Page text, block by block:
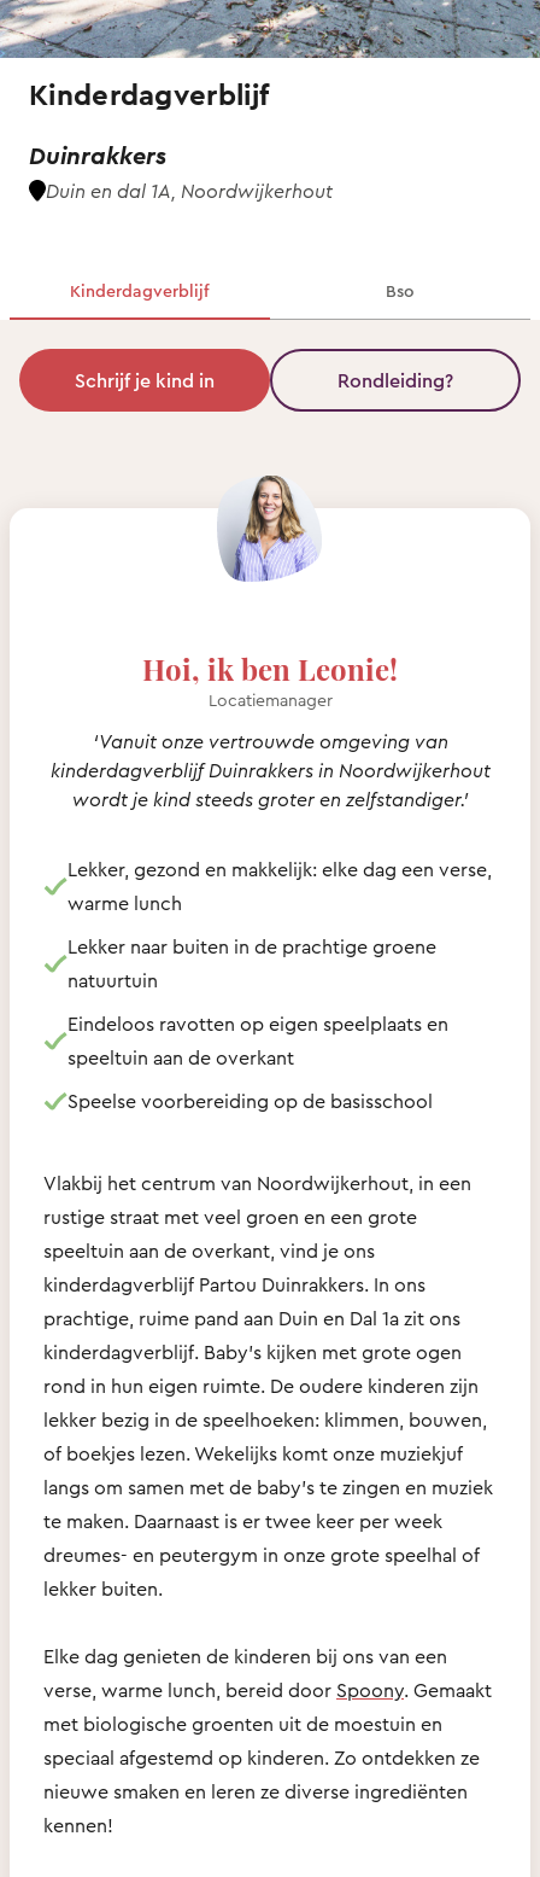
Kinderdagverblijf
Duinrakkers
Duin en dal 1A, Noordwijkerhout
Kinderdagverblijf Bso
Schrijf je kind in Rondleiding?
Hoi, ik ben Leonie!
Locatiemanager
‘Vanuit onze vertrouwde omgeving van
kinderdagverblijf Duinrakkers in Noordwijkerhout
wordt je kind steeds groter en zelfstandiger.’
Lekker, gezond en makkelijk: elke dag een verse,
warme lunch
Lekker naar buiten in de prachtige groene
natuurtuin
Eindeloos ravotten op eigen speelplaats en
speeltuin aan de overkant
Speelse voorbereiding op de basisschool
Vlakbij het centrum van Noordwijkerhout, in een
rustige straat met veel groen en een grote
speeltuin aan de overkant, vind je ons
kinderdagverblijf Partou Duinrakkers. In ons
prachtige, ruime pand aan Duin en Dal 1a zit ons
kinderdagverblijf. Baby's kijken met grote ogen
rond in hun eigen ruimte. De oudere kinderen zijn
lekker bezig in de speelhoeken: klimmen, bouwen,
of boekjes lezen. Wekelijks komt onze muziekjuf
langs om samen met de baby’s te zingen en muziek
te maken. Daarnaast is er twee keer per week
dreumes- en peutergym in onze grote speelhal of
lekker buiten.
Elke dag genieten de kinderen bij ons van een
verse, warme lunch, bereid door Spoony. Gemaakt
met biologische groenten uit de moestuin en
speciaal afgestemd op kinderen. Zo ontdekken ze
nieuwe smaken en leren ze diverse ingrediënten
kennen!